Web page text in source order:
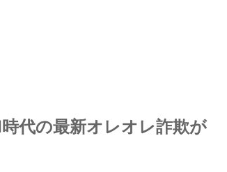
代の最新オレオレ詐欺が